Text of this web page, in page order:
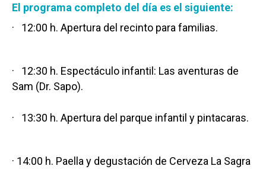
El programa completo del día es el siguiente:
· 12:00 h. Apertura del recinto para familias.
· 12:30 h. Espectáculo infantil: Las aventuras de
Sam (Dr. Sapo).
· 13:30 h. Apertura del parque infantil y pintacaras.
· 14:00 h. Paella y degustación de Cerveza La Sagra